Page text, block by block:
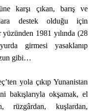
karşı çıkan, barış ve
destek olduğu için
yüzünden 1981 yılında (28
girmesi yasaklanıp
gibi…
yola çıkıp Yunanistan
bakışlarıyla okşamak, el
rüzgârdan, kuşlardan,